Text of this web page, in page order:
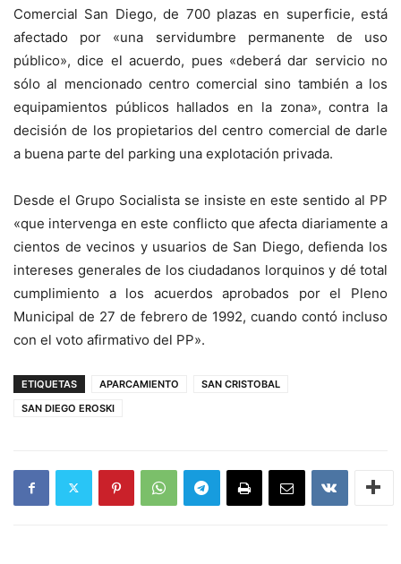
Comercial San Diego, de 700 plazas en superficie, está
afectado por «una servidumbre permanente de uso
público», dice el acuerdo, pues «deberá dar servicio no
sólo al mencionado centro comercial sino también a los
equipamientos públicos hallados en la zona», contra la
decisión de los propietarios del centro comercial de darle
a buena parte del parking una explotación privada.
Desde el Grupo Socialista se insiste en este sentido al PP
«que intervenga en este conflicto que afecta diariamente a
cientos de vecinos y usuarios de San Diego, defienda los
intereses generales de los ciudadanos lorquinos y dé total
cumplimiento a los acuerdos aprobados por el Pleno
Municipal de 27 de febrero de 1992, cuando contó incluso
con el voto afirmativo del PP».
ETIQUETAS APARCAMIENTO
SAN CRISTOBAL
SAN DIEGO EROSKI